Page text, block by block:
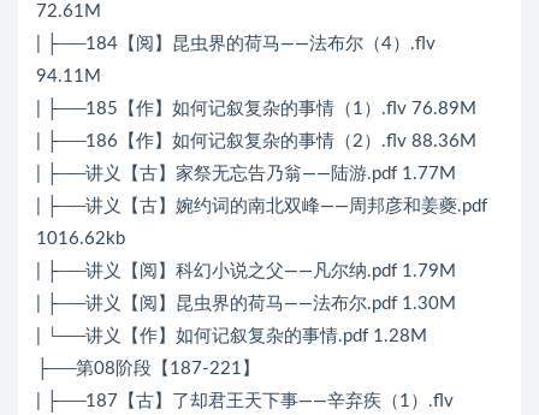
72.61M
| ├──184【阅】昆虫界的荷马——法布尔（4）.flv
94.11M
| ├──185【作】如何记叙复杂的事情（1）.flv 76.89M
| ├──186【作】如何记叙复杂的事情（2）.flv 88.36M
| ├──讲义【古】家祭无忘告乃翁——陆游.pdf 1.77M
| ├──讲义【古】婉约词的南北双峰——周邦彦和姜夔.pdf
1016.62kb
| ├──讲义【阅】科幻小说之父——凡尔纳.pdf 1.79M
| ├──讲义【阅】昆虫界的荷马——法布尔.pdf 1.30M
| └──讲义【作】如何记叙复杂的事情.pdf 1.28M
├──第08阶段【187-221】
| ├──187【古】了却君王天下事——辛弃疾（1）.flv